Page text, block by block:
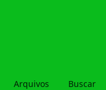
Arquivos Buscar